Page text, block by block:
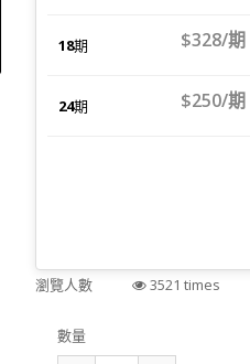
18期 $328/期
24期 $250/期
瀏覽人數 3521 times
數量